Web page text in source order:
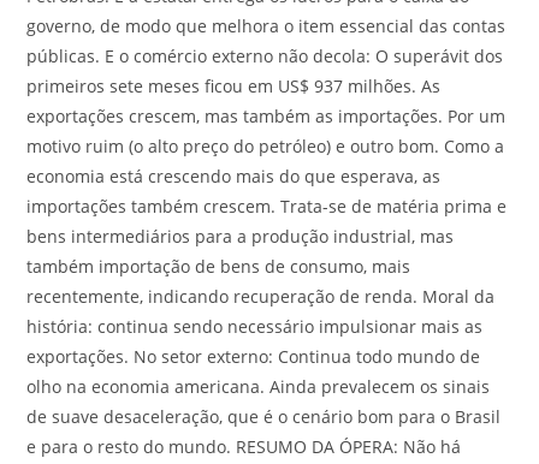
governo, de modo que melhora o item essencial das contas
públicas. E o comércio externo não decola: O superávit dos
primeiros sete meses ficou em US$ 937 milhões. As
exportações crescem, mas também as importações. Por um
motivo ruim (o alto preço do petróleo) e outro bom. Como a
economia está crescendo mais do que esperava, as
importações também crescem. Trata-se de matéria prima e
bens intermediários para a produção industrial, mas
também importação de bens de consumo, mais
recentemente, indicando recuperação de renda. Moral da
história: continua sendo necessário impulsionar mais as
exportações. No setor externo: Continua todo mundo de
olho na economia americana. Ainda prevalecem os sinais
de suave desaceleração, que é o cenário bom para o Brasil
e para o resto do mundo. RESUMO DA ÓPERA: Não há